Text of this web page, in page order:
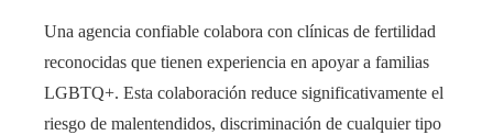
Una agencia confiable colabora con clínicas de fertilidad
reconocidas que tienen experiencia en apoyar a familias
LGBTQ+. Esta colaboración reduce significativamente el
riesgo de malentendidos, discriminación de cualquier tipo